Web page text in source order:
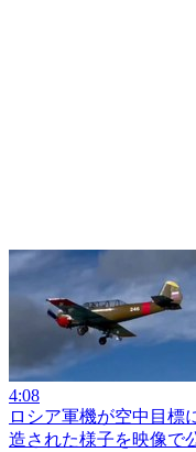
4:08
ロシア軍機が空中目標
造された様子を映像で